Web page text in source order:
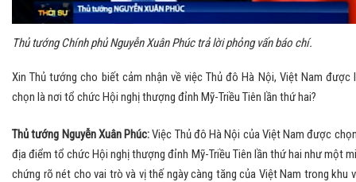
Thủ tướng Chính phủ Nguyễn Xuân Phúc trả lời phỏng vấn báo chí.
Xin Thủ tướng cho biết cảm nhận về việc Thủ đô Hà Nội, Việt Nam được
chọn là nơi tổ chức Hội nghị thượng đỉnh Mỹ-Triều Tiên lần thứ hai?
Thủ tướng Nguyễn Xuân Phúc:Việc Thủ đô Hà Nội của Việt Nam được
địa điểm tổ chức Hội nghị thượng đỉnh Mỹ-Triều Tiên lần thứ hai như một
chứng rõ nét cho vai trò và vị thế ngày càng tăng của Việt Nam trong khu